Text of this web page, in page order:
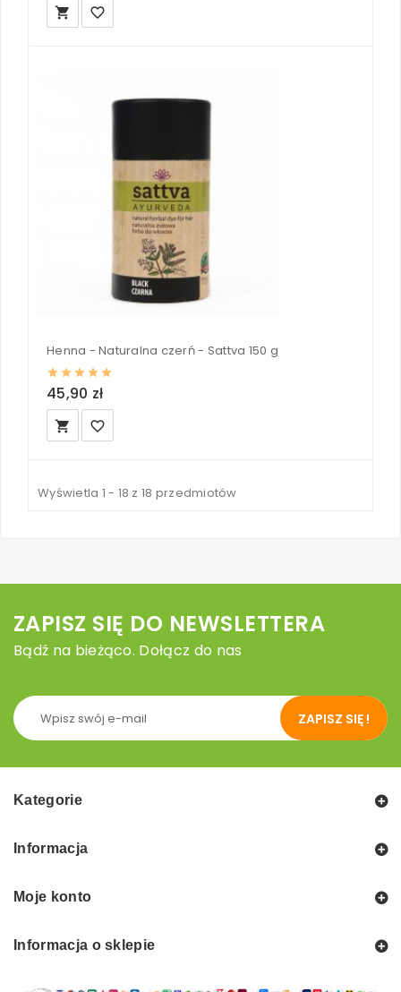
local_grocery_store favorite_border
Henna - Naturalna czerń - Sattva 150 g
45,90 zł
local_grocery_store favorite_border
Wyświetla 1 - 18 z 18 przedmiotów
ZAPISZ SIĘ DO NEWSLETTERA
Bądź na bieżąco. Dołącz do nas
ZAPISZ SIĘ !
Kategorie
Informacja
Moje konto
Informacja o sklepie